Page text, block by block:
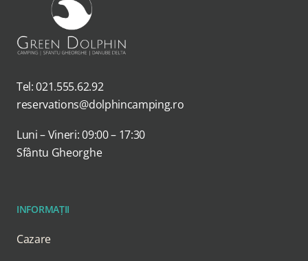
Tel: 021.555.62.92
reservations@dolphincamping.ro
Luni – Vineri: 09:00 – 17:30
Sfântu Gheorghe
INFORMAȚII
Cazare